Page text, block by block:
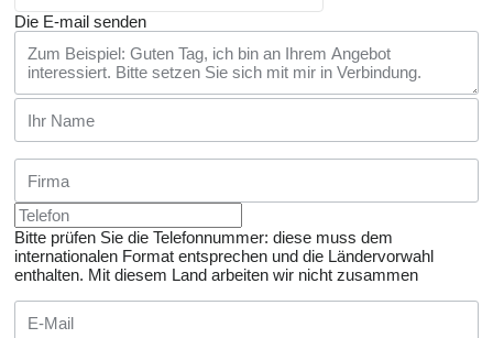
Die E-mail senden
Bitte prüfen Sie die Telefonnummer: diese muss dem
internationalen Format entsprechen und die Ländervorwahl
enthalten. Mit diesem Land arbeiten wir nicht zusammen